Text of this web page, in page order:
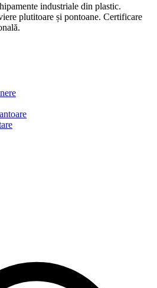
industriale din plastic.
plutitoare și pontoane. Certificare